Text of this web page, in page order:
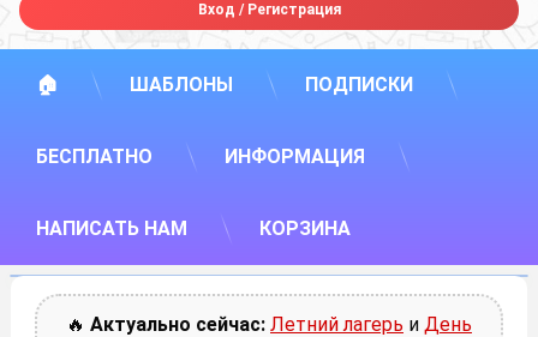
Вход /Регистрация
🏠 ШАБЛОНЫ ПОДПИСКИ
БЕСПЛАТНО ИНФОРМАЦИЯ
НАПИСАТЬ НАМ КОРЗИНА
🔥 Актуально сейчас: Летний лагерь и День